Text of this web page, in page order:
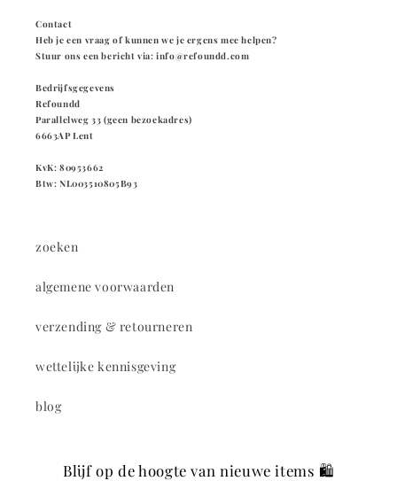
Contact
Heb je een vraag of kunnen we je ergens mee helpen?
Stuur ons een bericht via: info@refoundd.com
Bedrijfsgegevens
Refoundd
Parallelweg 33 (geen bezoekadres)
6663AP Lent
KvK: 80953662
Btw: NL003510805B93
zoeken
algemene voorwaarden
verzending & retourneren
wettelijke kennisgeving
blog
Blijf op de hoogte van nieuwe items 🛍️